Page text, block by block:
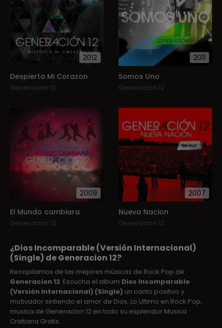
2012
Despierta Mi Corazon
Generacion 12
2011
Somos Uno
Generacion 12
2009
El Mundo cambiara
Generacion 12
2007
Nueva Nacion
Generacion 12
¿Dios Incomparable (Versión Internacional)
(Single) de Generacion 12?
Recopilamos de las mejores músicas de Rock Pop de
Generacion 12. Escucha el album Dios Incomparable
(Versión Internacional) (Single) un canto positivo y
motivador sintiendo el amor de Dios, Lo Ultimo en Rock Pop,
musica de Generacion 12 en todo su esplendor Musica
Cristiana Gratis.